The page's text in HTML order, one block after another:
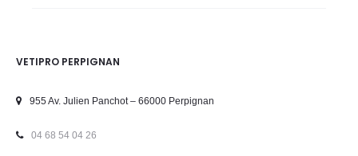
VETIPRO PERPIGNAN
955 Av. Julien Panchot – 66000 Perpignan
04 68 54 04 26